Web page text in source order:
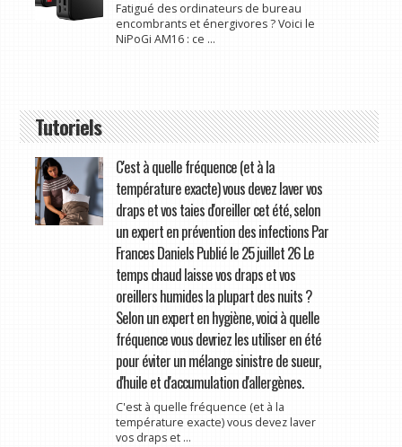
Fatigué des ordinateurs de bureau
encombrants et énergivores ? Voici le
NiPoGi AM16 : ce ...
Tutoriels
C'est à quelle fréquence (et à la
température exacte) vous devez laver vos
draps et vos taies d'oreiller cet été, selon
un expert en prévention des infections Par
Frances Daniels Publié le 25 juillet 26 Le
temps chaud laisse vos draps et vos
oreillers humides la plupart des nuits ?
Selon un expert en hygiène, voici à quelle
fréquence vous devriez les utiliser en été
pour éviter un mélange sinistre de sueur,
d'huile et d'accumulation d'allergènes.
C'est à quelle fréquence (et à la
température exacte) vous devez laver
vos draps et ...